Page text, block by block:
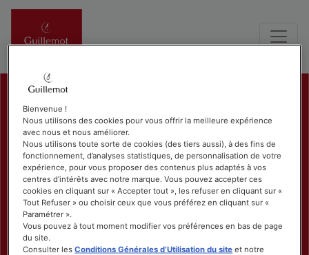
Bienvenue !
Nous utilisons des cookies pour vous offrir la meilleure expérience
avec nous et nous améliorer.
Nous utilisons toute sorte de cookies (des tiers aussi), à des fins de
fonctionnement, d’analyses statistiques, de personnalisation de votre
expérience, pour vous proposer des contenus plus adaptés à vos
centres d’intérêts avec notre marque. Vous pouvez accepter ces
cookies en cliquant sur « Accepter tout », les refuser en cliquant sur «
Tout Refuser » ou choisir ceux que vous préférez en cliquant sur «
Paramétrer ».
Vous pouvez à tout moment modifier vos préférences en bas de page
du site.
Consulter lesConditions Générales d’Utilisation du site et notre